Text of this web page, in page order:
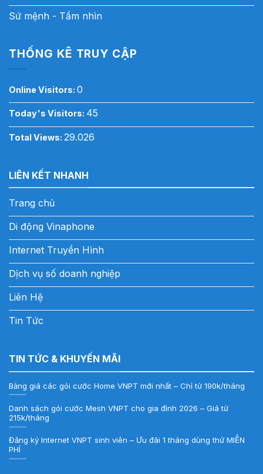
Sứ mệnh - Tầm nhìn
THỐNG KÊ TRUY CẬP
Online Visitors: 0
Today's Visitors: 45
Total Views: 29.026
LIÊN KẾT NHANH
Trang chủ
Di động Vinaphone
Internet Truyền Hình
Dịch vụ số doanh nghiệp
Liên Hệ
Tin Tức
TIN TỨC & KHUYẾN MÃI
Bảng giá các gói cước Home VNPT mới nhất – Chỉ từ 190k/tháng
Danh sách gói cước Mesh VNPT cho gia đình 2026 – Giá từ
215k/tháng
Đăng ký Internet VNPT sinh viên – Ưu đãi 1 tháng dùng thử MIỄN
PHÍ